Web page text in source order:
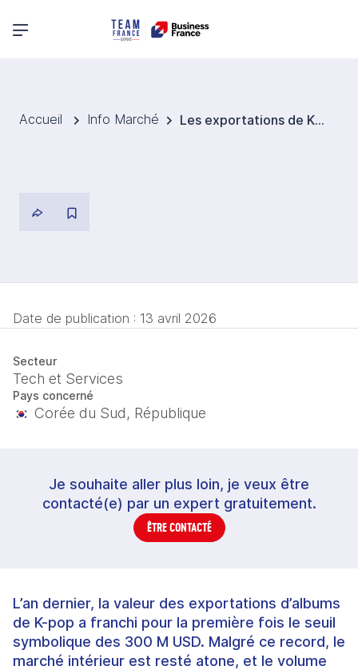
Menu principal
Accueil Info Marché Les exportations de K‑pop battent des records malgré un marché intérieur en repli
Date de publication : 13 avril 2026
Secteur
Tech et Services
Pays concerné
Corée du Sud, République
Je souhaite aller plus loin, je veux être
contacté(e) par un expert gratuitement.
ÊTRE CONTACTÉ
L’an dernier, la valeur des exportations d’albums
de K-pop a franchi pour la première fois le seuil
symbolique des 300 M USD. Malgré ce record, le
marché intérieur est resté atone, et le volume